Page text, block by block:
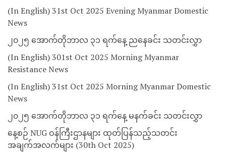
(In English) 31st Oct 2025 Evening Myanmar Domestic
News
၂၀၂၅ အောက်တိုဘာလ ၃၁ ရက်နေ့ ညနေခင်း သတင်းလွှာ
(In English) 301st Oct 2025 Morning Myanmar
Resistance News
(In English) 31st Oct 2025 Morning Myanmar Domestic
News
၂၀၂၅ အောက်တိုဘာလ ၃၁ ရက်နေ့ မနက်ခင်း သတင်းလွှာ
နေ့စဉ် NUG ဝန်ကြီးဌာနများ ထုတ်ပြန်သည့်သတင်း
အချက်အလက်များ (30th Oct 2025)